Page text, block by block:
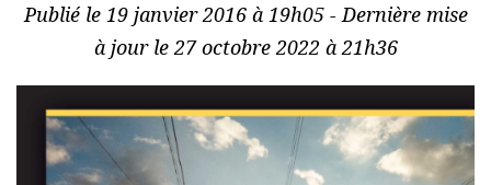
Publié le 19 janvier 2016 à 19h05 - Dernière mise
à jour le 27 octobre 2022 à 21h36